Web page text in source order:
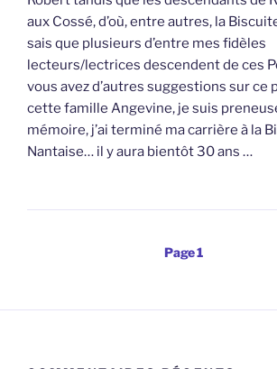
aux Cossé, d’où, entre autres, la
sais que plusieurs d’entre mes fidèles
lecteurs/lectrices descendent de ces
vous avez d’autres suggestions sur ce
cette famille Angevine, je suis
mémoire, j’ai terminé ma carrière à la
Nantaise… il y aura bientôt 30 ans …
COMMENTAIRES RÉCENTS